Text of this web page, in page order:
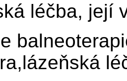
léčba, její